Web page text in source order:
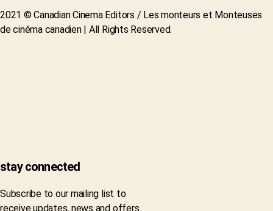
2021 © Canadian Cinema Editors / Les monteurs et Monteuses
de cinéma canadien | All Rights Reserved.
stay connected
Subscribe to our mailing list to
receive updates, news and offers